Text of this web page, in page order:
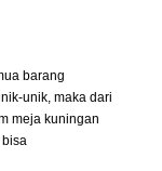
barang
unik, maka dari
meja kuningan